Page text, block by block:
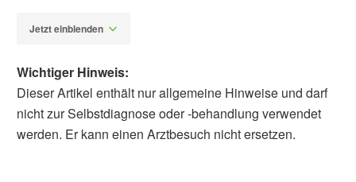
Jetzt einblenden
Wichtiger Hinweis:
Dieser Artikel enthält nur allgemeine Hinweise und darf
nicht zur Selbstdiagnose oder -behandlung verwendet
werden. Er kann einen Arztbesuch nicht ersetzen.